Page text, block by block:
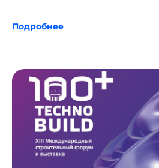
Подробнее